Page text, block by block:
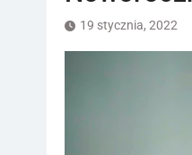
19 stycznia, 2022